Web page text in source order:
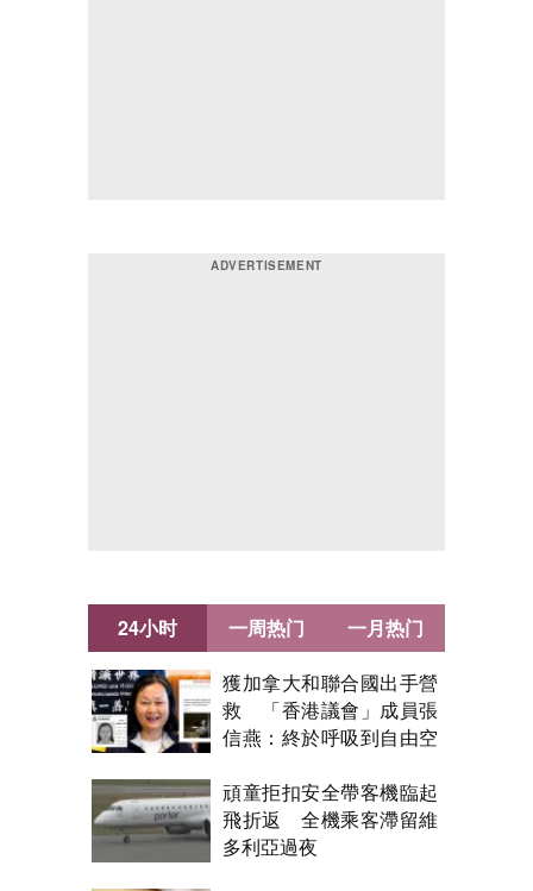
24小时
獲加拿大和聯合國出手營
救 「香港議會」成員張
信燕：終於呼吸到自由空
頑童拒扣安全帶客機臨起
飛折返 全機乘客滯留維
多利亞過夜
一周热门 一月热门